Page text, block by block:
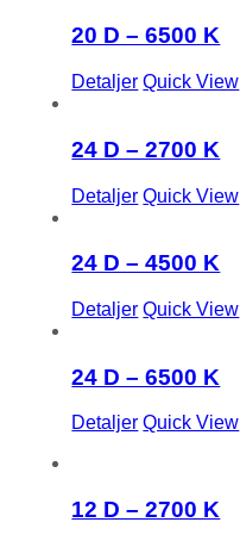
20 D – 6500 K
Detaljer Quick View
24 D – 2700 K
Detaljer Quick View
24 D – 4500 K
Detaljer Quick View
24 D – 6500 K
Detaljer Quick View
12 D – 2700 K